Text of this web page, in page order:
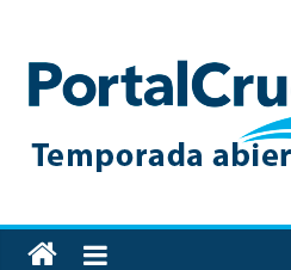
content
Toda